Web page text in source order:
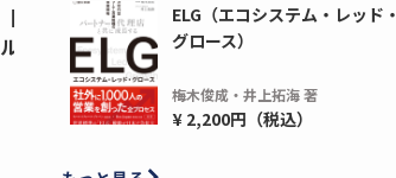
【月間1,000万本以上の配布実績！】デジタ
ルクーポンを活用した販促キャンペーンを...
ダウンロードする
ELG（エコシステム・レッド・
グロース）
梅木俊成・井上拓海 著
¥ 2,200円（税込）